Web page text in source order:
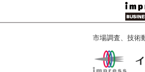
市場調査、技術